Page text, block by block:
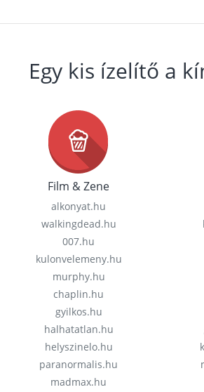
Egy kis ízelítő a
Film & Zene
alkonyat.hu
walkingdead.hu
007.hu
kulonvelemeny.hu
murphy.hu
chaplin.hu
gyilkos.hu
halhatatlan.hu
helyszinelo.hu
paranormalis.hu
madmax.hu